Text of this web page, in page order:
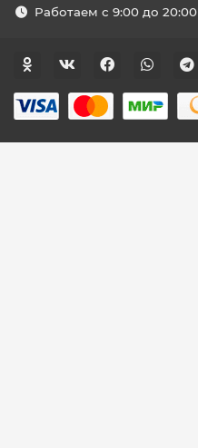
Работаем с 9:00 до 20:00